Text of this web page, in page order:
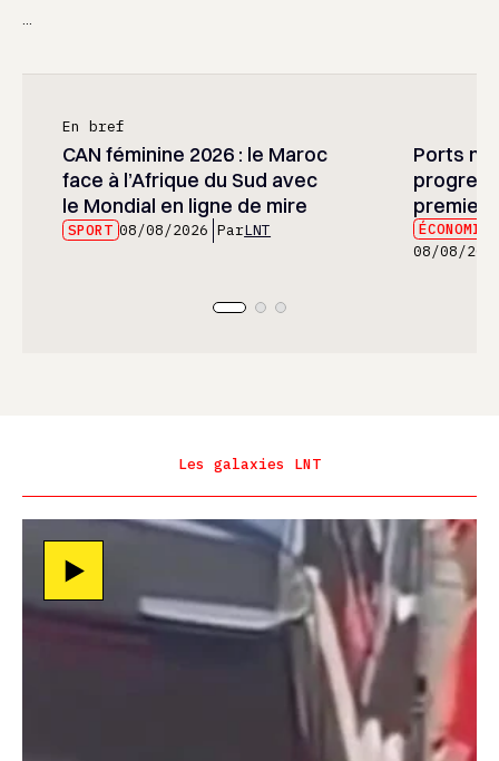
En bref
CAN féminine 2026 : le Maroc
face à l’Afrique du Sud avec
le Mondial en ligne de mire
SPORT 08/08/2026 ParLNT
Ports
premier
08/08/
Les galaxies LNT